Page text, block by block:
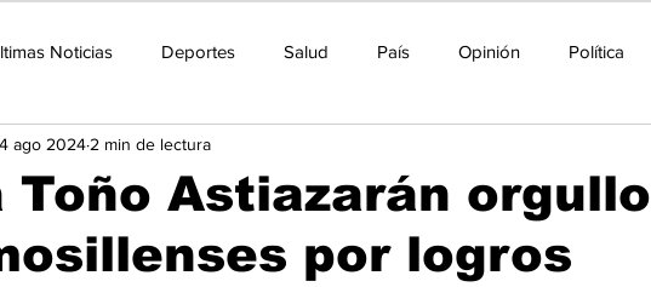
Noticias Deportes Salud País Opinión Política
San Luis Río Colorado
Toño Astiazarán orgullo
por logros
ago 2024 2 min de lectura